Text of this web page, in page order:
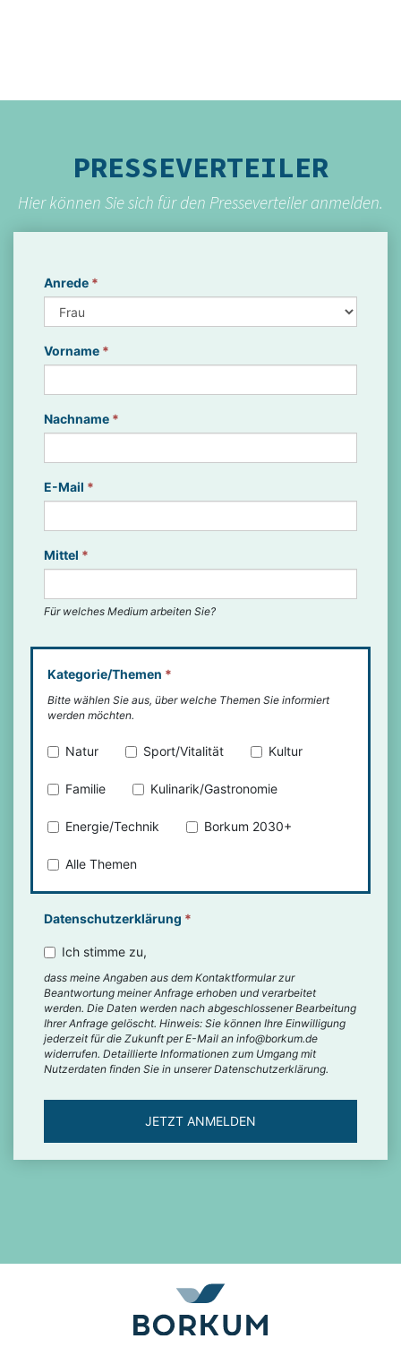
PRESSEVERTEILER
Hier können Sie sich für den Presseverteiler anmelden.
Anrede *
Vorname *
Nachname *
E-Mail *
Mittel *
Für welches Medium arbeiten Sie?
Kategorie/Themen *
Bitte wählen Sie aus, über welche Themen Sie informiert
werden möchten.
Natur Sport/Vitalität Kultur
Familie Kulinarik/Gastronomie
Energie/Technik Borkum 2030+
Alle Themen
Datenschutzerklärung *
Ich stimme zu,
dass meine Angaben aus dem Kontaktformular zur
Beantwortung meiner Anfrage erhoben und verarbeitet
werden. Die Daten werden nach abgeschlossener Bearbeitung
Ihrer Anfrage gelöscht. Hinweis: Sie können Ihre Einwilligung
jederzeit für die Zukunft per E-Mail an info@borkum.de
widerrufen. Detaillierte Informationen zum Umgang mit
Nutzerdaten finden Sie in unserer Datenschutzerklärung.
JETZT ANMELDEN